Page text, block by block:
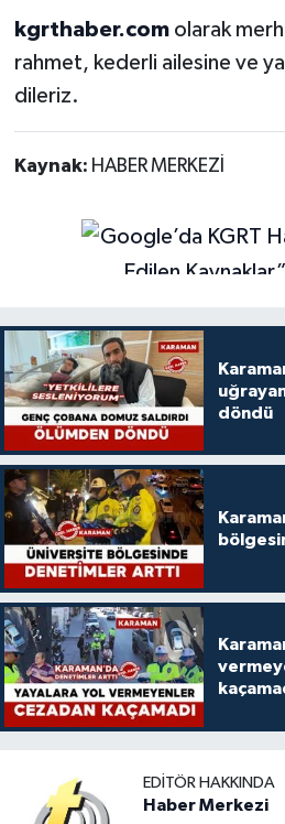
kgrthaber.comolarak
rahmet, kederli ailesine ve
dileriz.
Kaynak: HABER MERKEZİ
döndü
EDITÖR HAKKINDA
Haber Merkezi